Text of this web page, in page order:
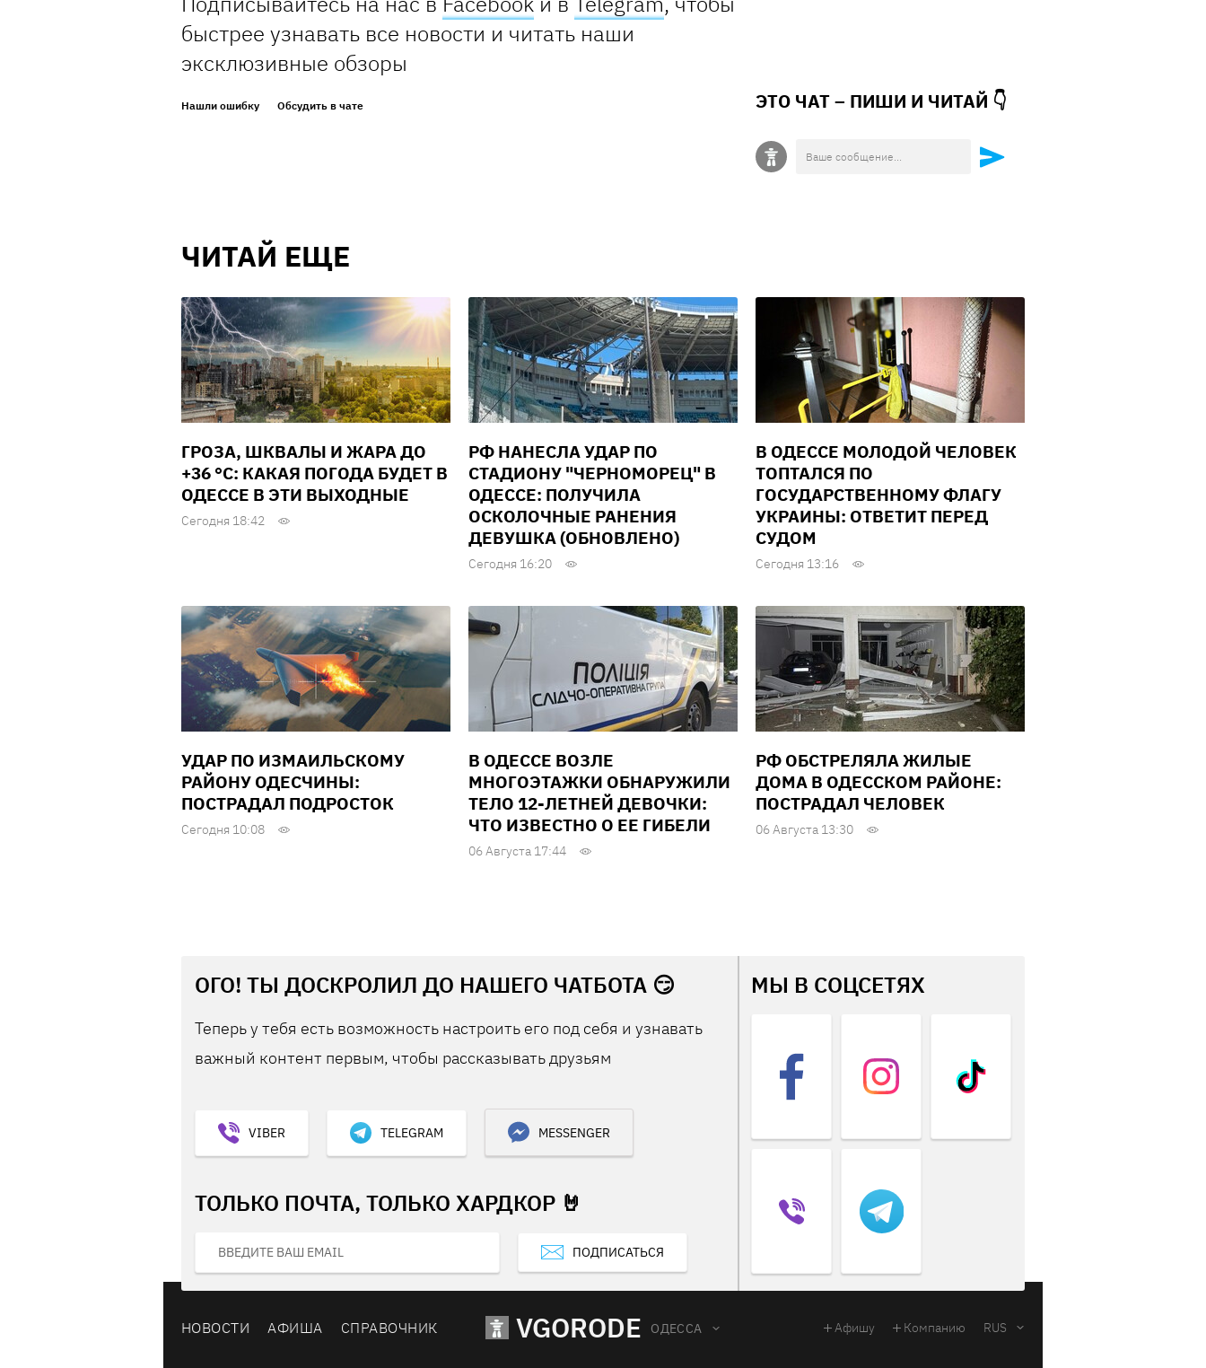
быстрее узнавать все новости и читать наши
эксклюзивные обзоры
Нашли ошибку Обсудить в чате ЭТО ЧАТ – ПИШИ И ЧИТАЙ 👇
ЧИТАЙ ЕЩЕ
ГРОЗА, ШКВАЛЫ И ЖАРА ДО
+36 °С: КАКАЯ ПОГОДА БУДЕТ В
ОДЕССЕ В ЭТИ ВЫХОДНЫЕ
Сегодня 18:42
РФ НАНЕСЛА УДАР ПО
СТАДИОНУ "ЧЕРНОМОРЕЦ" В
ОДЕССЕ: ПОЛУЧИЛА
ОСКОЛОЧНЫЕ РАНЕНИЯ
ДЕВУШКА (ОБНОВЛЕНО)
Сегодня 16:20
В ОДЕССЕ МОЛОДОЙ ЧЕЛОВЕК
ТОПТАЛСЯ ПО
ГОСУДАРСТВЕННОМУ ФЛАГУ
УКРАИНЫ: ОТВЕТИТ ПЕРЕД
СУДОМ
Сегодня 13:16
УДАР ПО ИЗМАИЛЬСКОМУ
РАЙОНУ ОДЕСЧИНЫ:
ПОСТРАДАЛ ПОДРОСТОК
Сегодня 10:08
В ОДЕССЕ ВОЗЛЕ
МНОГОЭТАЖКИ ОБНАРУЖИЛИ
ТЕЛО 12-ЛЕТНЕЙ ДЕВОЧКИ:
ЧТО ИЗВЕСТНО О ЕЕ ГИБЕЛИ
06 Августа 17:44
РФ ОБСТРЕЛЯЛА ЖИЛЫЕ
ДОМА В ОДЕССКОМ РАЙОНЕ:
ПОСТРАДАЛ ЧЕЛОВЕК
06 Августа 13:30
ОГО! ТЫ ДОСКРОЛИЛ ДО НАШЕГО ЧАТБОТА 😏
Теперь у тебя есть возможность настроить его под себя и узнавать
важный контент первым, чтобы рассказывать друзьям
VIBER TELEGRAM MESSENGER
ТОЛЬКО ПОЧТА, ТОЛЬКО ХАРДКОР 🤘
ПОДПИСАТЬСЯ
МЫ В СОЦСЕТЯХ
НОВОСТИ АФИША СПРАВОЧНИК VGORODE ОДЕССА Афишу Компанию RUS